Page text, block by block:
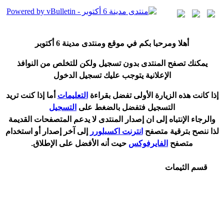
هلا ومرحبا بكم في موقع ومنتدى مدينة 6 أكتوبر
يمكنك تصفح المنتدى بدون تسجيل ولكن للتخلص من النوافذ
الإعلانية يتوجب عليك تسجيل الدخول
إذا كانت هذه الزيارة الأولى تفضل بقراءة التعليمات ما إذا كنت تريد
التسجيل فتفضل بالضغط على التسجيل
والرجاء الإنتباه إلى ان إصدار المنتدى لا يدعم المتصفحات القديمة
لذا ننصح بترقية متصفح انترنت اكسبلورر إلى آخر إصدار أو استخدام
متصفح الفايرفوكس حيت نه الأفضل على الإطلاق.
قسم الثيمات